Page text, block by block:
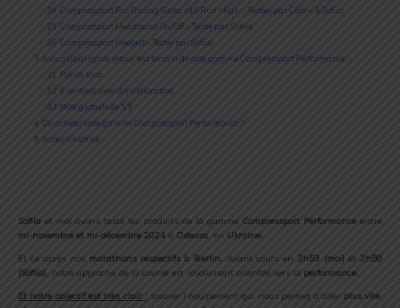
2.4 Compressport Pro Racing Socks V4.0 Run High – Testées par Cédric & Sofiia
2.5 Compressport Headband On/Off – Testée par Sofiia
2.6 Compressport Freebelt – Testée par Sofiia
3 Avis global après retour test terrain de cette gamme Compressport Performance
3.1
Points forts
3.2 Eventuels axes d’amélioration
3.3 Note globale de 5/5
4 Où acheter cette gamme Compressport Performance ?
5 Auteur/Autrice
Sofiia et moi avons testé les produits de la gamme Compressport Performanceentre
mi-novembre et mi-décembre 2024à Odessa, en Ukraine.
Et ce après nos marathons respectifs à Berlin. Ayant couru en 2h53 (moi) et 2h50
(Sofiia), notre approche de la course est résolument orientée vers la performance.
Et notre objectif est très clair : trouver l’équipement qui nous permet d’aller plus vite,